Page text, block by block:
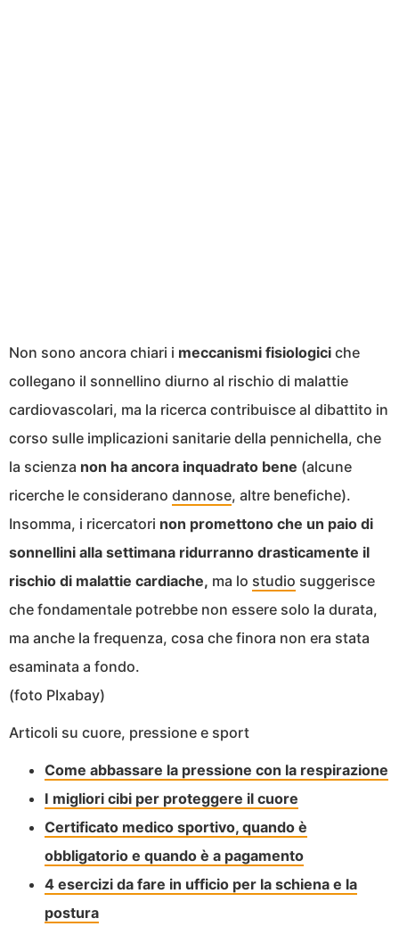
Non sono ancora chiari i meccanismi fisiologici che
collegano il sonnellino diurno al rischio di malattie
cardiovascolari, ma la ricerca contribuisce al dibattito in
corso sulle implicazioni sanitarie della pennichella, che
la scienza non ha ancora inquadrato bene (alcune
ricerche le considerano dannose, altre benefiche).
Insomma, i ricercatori non promettono che un paio di
sonnellini alla settimana ridurranno drasticamente il
rischio di malattie cardiache, ma lo studio suggerisce
che fondamentale potrebbe non essere solo la durata,
ma anche la frequenza, cosa che finora non era stata
esaminata a fondo.
(foto PIxabay)
Articoli su cuore, pressione e sport
Come abbassare la pressione con la respirazione
I migliori cibi per proteggere il cuore
Certificato medico sportivo, quando è
obbligatorio e quando è a pagamento
4 esercizi da fare in ufficio per la schiena e la
postura